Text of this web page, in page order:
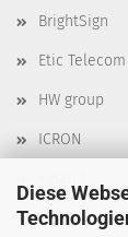
Diese
BrightSign
Etic Telecom
HW group
ICRON
Moxa